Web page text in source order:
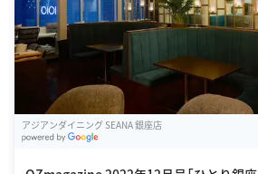
アジアンダイニング SEANA 銀座店